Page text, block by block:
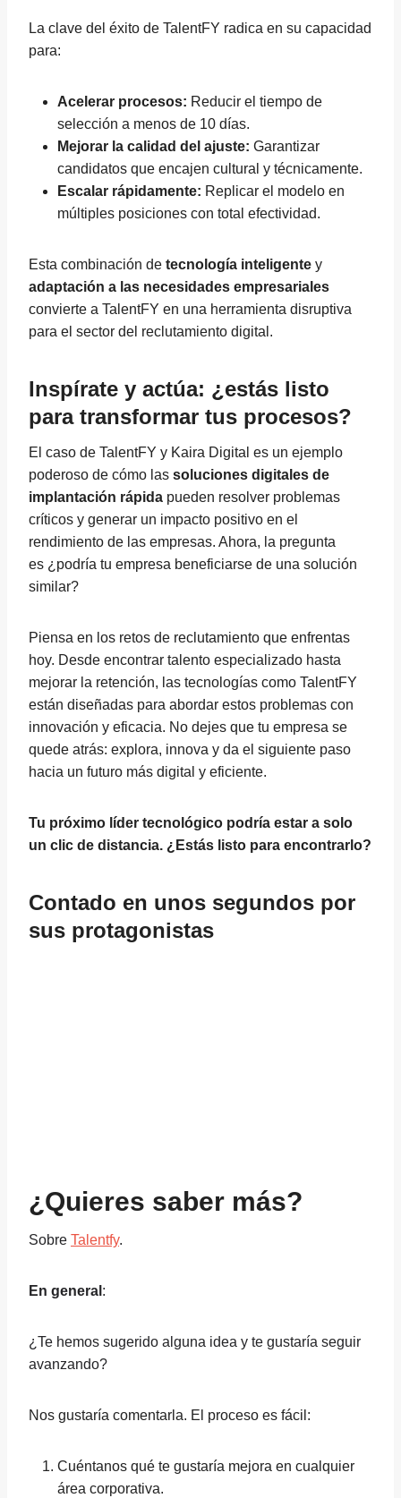
La clave del éxito de TalentFY radica en su capacidad
para:
Acelerar procesos: Reducir el tiempo de
selección a menos de 10 días.
Mejorar la calidad del ajuste: Garantizar
candidatos que encajen cultural y técnicamente.
Escalar rápidamente: Replicar el modelo en
múltiples posiciones con total efectividad.
Esta combinación de tecnología inteligente y
adaptación a las necesidades empresariales
convierte a TalentFY en una herramienta disruptiva
para el sector del reclutamiento digital.
Inspírate y actúa: ¿estás listo
para transformar tus procesos?
El caso de TalentFY y Kaira Digital es un ejemplo
poderoso de cómo las soluciones digitales de
implantación rápida pueden resolver problemas
críticos y generar un impacto positivo en el
rendimiento de las empresas. Ahora, la pregunta
es ¿podría tu empresa beneficiarse de una solución
similar?
Piensa en los retos de reclutamiento que enfrentas
hoy. Desde encontrar talento especializado hasta
mejorar la retención, las tecnologías como TalentFY
están diseñadas para abordar estos problemas con
innovación y eficacia. No dejes que tu empresa se
quede atrás: explora, innova y da el siguiente paso
hacia un futuro más digital y eficiente.
Tu próximo líder tecnológico podría estar a solo
un clic de distancia. ¿Estás listo para encontrarlo?
Contado en unos segundos por
sus protagonistas
¿Quieres saber más?
Sobre Talentfy.
En general :
¿Te hemos sugerido alguna idea y te gustaría seguir
avanzando?
Nos gustaría comentarla. El proceso es fácil:
Cuéntanos qué te gustaría mejora en cualquier
área corporativa.